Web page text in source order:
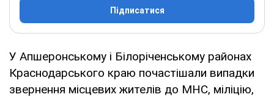
Підписатися
У Апшеронському і Білоріченському районах
Краснодарського краю почастішали випадки
звернення місцевих жителів до МНС, міліцію,